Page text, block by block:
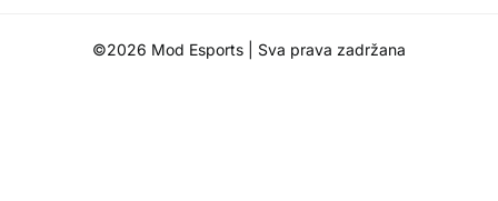
©2026 Mod Esports | Sva prava zadržana